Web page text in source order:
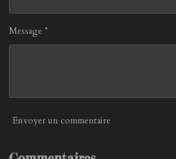
Message *
Envoyer un commentaire